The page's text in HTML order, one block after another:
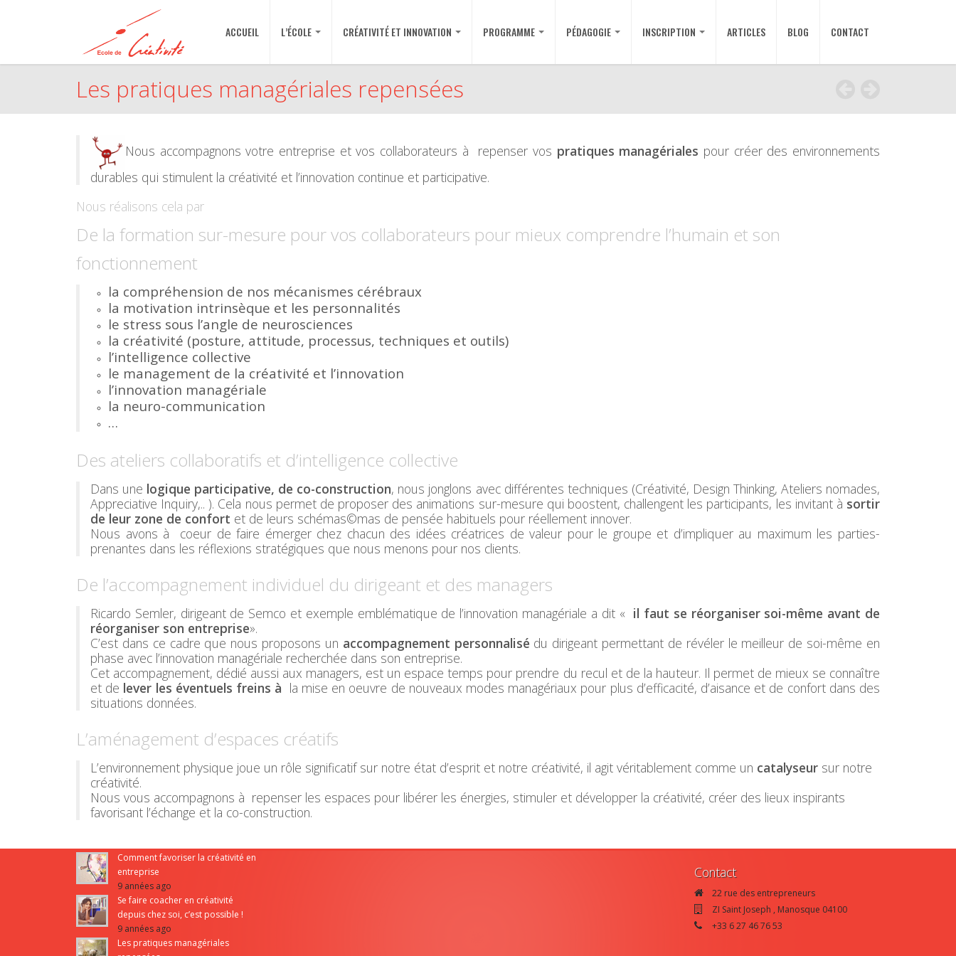
ACCUEIL L’ÉCOLE CRÉATIVITÉ ET INNOVATION PROGRAMME PÉDAGOGIE INSCRIPTION ARTICLES BLOG CONTACT
Les pratiques managériales repensées
Nous accompagnons votre entreprise et vos collaborateurs à repenser vos pratiques managériales pour créer des environnements
durables qui stimulent la créativité et l’innovation continue et participative.
Nous réalisons cela par
De la formation sur-mesure pour vos collaborateurs pour mieux comprendre l’humain et son
fonctionnement
la compréhension de nos mécanismes cérébraux
la motivation intrinsèque et les personnalités
le stress sous l’angle de neurosciences
la créativité (posture, attitude, processus, techniques et outils)
l’intelligence collective
le management de la créativité et l’innovation
l’innovation managériale
la neuro-communication
…
Des ateliers collaboratifs et d’intelligence collective
Dans une logique participative, de co-construction, nous jonglons avec différentes techniques (Créativité, Design Thinking, Ateliers nomades,
Appreciative Inquiry,.. ). Cela nous permet de proposer des animations sur-mesure qui boostent, challengent les participants, les invitant à sortir
de leur zone de confort et de leurs schémas©mas de pensée habituels pour réellement innover.
Nous avons à coeur de faire émerger chez chacun des idées créatrices de valeur pour le groupe et d’impliquer au maximum les parties-
prenantes dans les réflexions stratégiques que nous menons pour nos clients.
De l’accompagnement individuel du dirigeant et des managers
Ricardo Semler, dirigeant de Semco et exemple emblématique de l’innovation managériale a dit « il faut se réorganiser soi-même avant de
réorganiser son entreprise».
C’est dans ce cadre que nous proposons un accompagnement personnalisé du dirigeant permettant de révéler le meilleur de soi-même en
phase avec l’innovation managériale recherchée dans son entreprise.
Cet accompagnement, dédié aussi aux managers, est un espace temps pour prendre du recul et de la hauteur. Il permet de mieux se connaître
et de lever les éventuels freins à la mise en oeuvre de nouveaux modes managériaux pour plus d’efficacité, d’aisance et de confort dans des
situations données.
L’aménagement d’espaces créatifs
L’environnement physique joue un rôle significatif sur notre état d’esprit et notre créativité, il agit véritablement comme un catalyseur sur notre
créativité.
Nous vous accompagnons à repenser les espaces pour libérer les énergies, stimuler et développer la créativité, créer des lieux inspirants
favorisant l’échange et la co-construction.
Comment favoriser la créativité en
entreprise
9 années ago
Se faire coacher en créativité
depuis chez soi, c’est possible !
9 années ago
Les pratiques managériales
Contact
22 rue des entrepreneurs
ZI Saint Joseph , Manosque 04100
+33 6 27 46 76 53